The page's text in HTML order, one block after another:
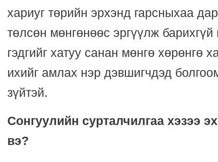
хариуг төрийн эрхэнд гарсныхаа
төлсөн мөнгөнөөс эргүүлж барихгүй
гэдгийг хатуу санан мөнгө хөрөнгө
ихийг амлах нэр дэвшигчдэд
зүйтэй.
Сонгуулийн сурталчилгаа хэзээ
вэ?